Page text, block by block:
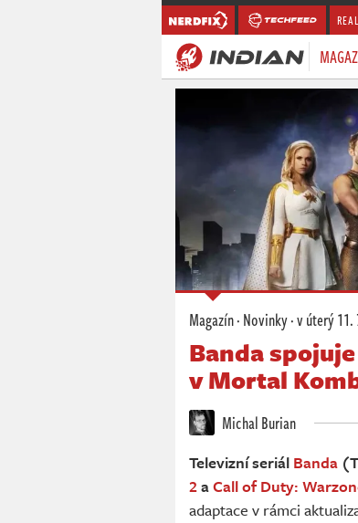
Magazín·Novinky·v úterý11.
Banda
v Mortal
Michal Burian
Televizní seriál Banda
2aCall of Duty:
adaptace v rámci